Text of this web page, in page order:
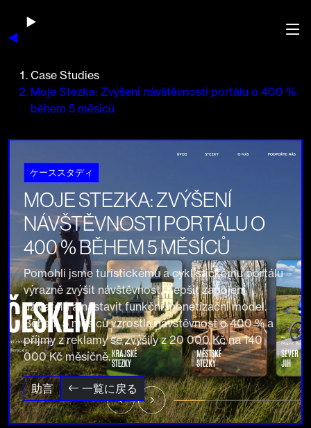
Case Studies
Moje Stezka: Zvýšení návštěvnosti portálu o 400 %
během 5 měsíců
ケーススタディ
MOJE STEZKA: ZVÝŠENÍ
NÁVŠTĚVNOSTI PORTÁLU O
400 % BĚHEM 5 MĚSÍCŮ
Pomohli jsme turistickému a cyklistickému portálu
výrazně zvýšit návštěvnost, zlepšit zapojení
uživatelů a nastavit funkční monetizační model.
Během 5 měsíců vzrostla návštěvnost o 400 % a
příjmy z reklamy se zvýšily z 20 000 Kč na 140
000 Kč měsíčně.
助言 一覧に戻る